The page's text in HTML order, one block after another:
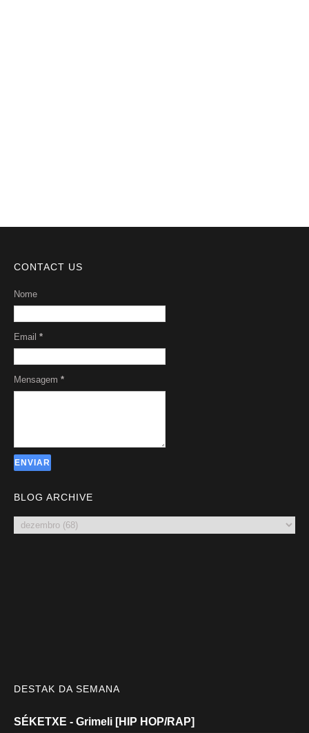
CONTACT US
Nome
Email *
Mensagem *
BLOG ARCHIVE
DESTAK DA SEMANA
SÉKETXE - Grimeli [HIP HOP/RAP]